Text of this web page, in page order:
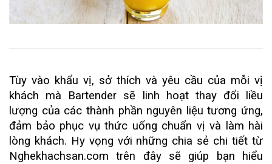
Tùy vào khẩu vị, sở thích và yêu cầu của mỗi vị
khách mà Bartender sẽ linh hoạt thay đổi liều
lượng của các thành phần nguyên liệu tương ứng,
đảm bảo phục vụ thức uống chuẩn vị và làm hài
lòng khách. Hy vọng với những chia sẻ chi tiết từ
Nghekhachsan.com trên đây sẽ giúp bạn hiểu